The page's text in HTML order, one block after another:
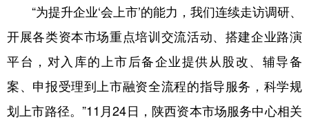
“为提升企业‘会上市’的能力，我们连续走访调研、
开展各类资本市场重点培训交流活动、搭建企业路演
平台，对入库的上市后备企业提供从股改、辅导备
案、申报受理到上市融资全流程的指导服务，科学规
划上市路径。”11月24日，陕西资本市场服务中心相关